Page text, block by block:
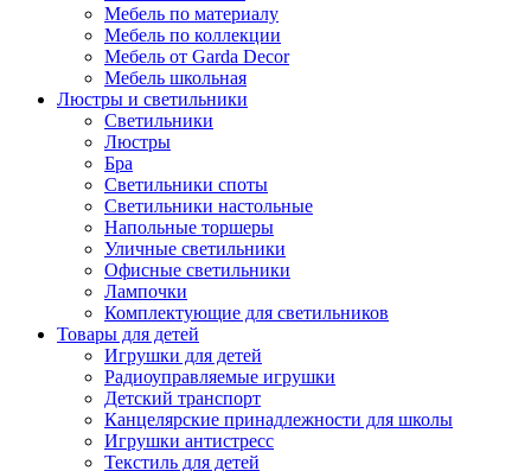
Мебель по материалу
Мебель по коллекции
Мебель от Garda Decor
Мебель школьная
Люстры и светильники
Светильники
Люстры
Бра
Светильники споты
Светильники настольные
Напольные торшеры
Уличные светильники
Офисные светильники
Лампочки
Комплектующие для светильников
Товары для детей
Игрушки для детей
Радиоуправляемые игрушки
Детский транспорт
Канцелярские принадлежности для школы
Игрушки антистресс
Текстиль для детей